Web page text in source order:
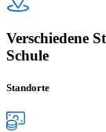
Verschiedene
Schule
Standorte